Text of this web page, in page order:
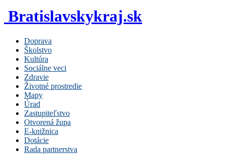
Bratislavskykraj.sk
Doprava
Školstvo
Kultúra
Sociálne veci
Zdravie
Životné prostredie
Mapy
Úrad
Zastupiteľstvo
Otvorená župa
E-knižnica
Dotácie
Rada partnerstva